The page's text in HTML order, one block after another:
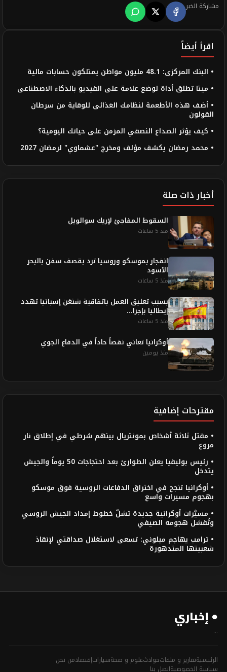
مشاركة الخبر
اقرأ أيضاً
• البنك المركزى: 48.1 مليون مواطن يمتلكون حسابات مالية
• ميتا تطلق أداة لوضع علامة على الفيديو بالذكاء الاصطناعى
• أضف هذه الأطعمة لنظامك الغذائى للوقاية من سرطان
القولون
• كيف يؤثر الصداع النصفي المزمن على حياتك اليومية؟
• محمد رمضان يكشف مؤلف ومخرج "عشماوي" لرمضان 2027
أخبار ذات صلة
السقوط المفاجئ لإريك سوالويل
منذ 5 ساعات
انفجار بموسكو وروسيا ترد بقصف سفن بالبحر
الأسود
منذ 5 ساعات
بسبب تعليق العمل باتفاقية شنغن إسبانيا تهدد
إيطاليا بإجرا...
منذ 5 ساعات
أوكرانيا تعاني نقصاً حاداً في الدفاع الجوي
منذ يومين
مقترحات إضافية
• مقتل ثلاثة أشخاص بمونتريال بينهم شرطي في إطلاق نار
مروع
• رئيس بوليفيا يعلن الطوارئ بعد احتجاجات 50 يوماً والجيش
يتدخل
• أوكرانيا تنجح في اختراق الدفاعات الروسية فوق موسكو
بهجوم مسيرات واسع
• مسيَّرات أوكرانية جديدة تشلّ خطوط إمداد الجيش الروسي
وتُفشل هجومه الصيفي
• ترامب يهاجم ميلوني: تسعى لاستغلال صداقتي لإنقاذ
شعبيتها المتدهورة
● إخباري
...
الرئيسيةتقارير و ملفاتحوادثعلوم و صحةسياراتإقتصادمن نحن
سياسة الخصوصيةاتصل بنا